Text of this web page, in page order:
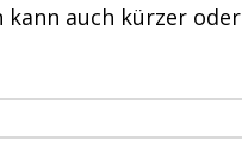
auch kürzer oder